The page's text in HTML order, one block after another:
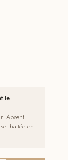
le
Absent
en